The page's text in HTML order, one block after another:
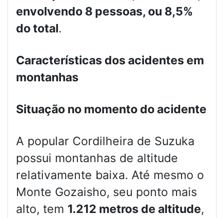
envolvendo 8 pessoas, ou 8,5%
do total.
Características dos acidentes em
montanhas
Situação no momento do acidente
A popular Cordilheira de Suzuka
possui montanhas de altitude
relativamente baixa. Até mesmo o
Monte Gozaisho, seu ponto mais
alto, tem 1.212 metros de altitude,